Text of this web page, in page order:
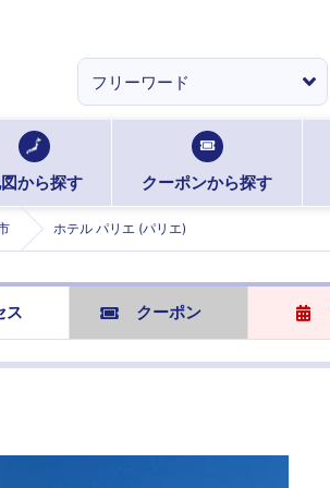
から探す クーポンから探す
ホテル パリエ (パリエ)
ス クーポン